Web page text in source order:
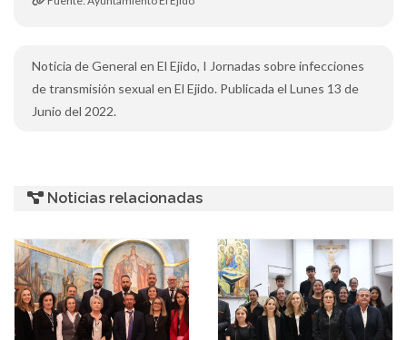
Noticia de General en El Ejido, I Jornadas sobre infecciones
de transmisión sexual en El Ejido. Publicada el Lunes 13 de
Junio del 2022.
Noticias relacionadas